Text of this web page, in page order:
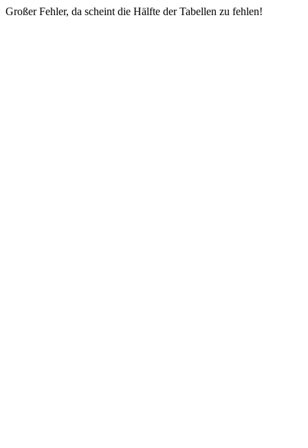
Großer Fehler, da scheint die Hälfte der Tabellen zu fehlen!